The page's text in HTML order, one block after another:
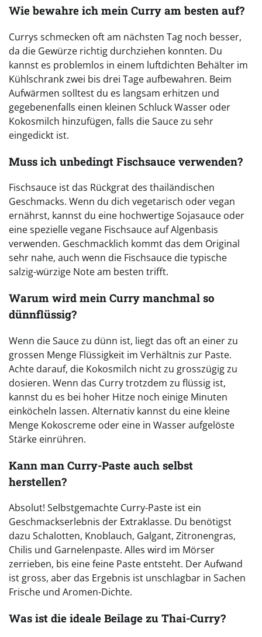
Wie bewahre ich mein Curry am besten auf?
Currys schmecken oft am nächsten Tag noch besser,
da die Gewürze richtig durchziehen konnten. Du
kannst es problemlos in einem luftdichten Behälter im
Kühlschrank zwei bis drei Tage aufbewahren. Beim
Aufwärmen solltest du es langsam erhitzen und
gegebenenfalls einen kleinen Schluck Wasser oder
Kokosmilch hinzufügen, falls die Sauce zu sehr
eingedickt ist.
Muss ich unbedingt Fischsauce verwenden?
Fischsauce ist das Rückgrat des thailändischen
Geschmacks. Wenn du dich vegetarisch oder vegan
ernährst, kannst du eine hochwertige Sojasauce oder
eine spezielle vegane Fischsauce auf Algenbasis
verwenden. Geschmacklich kommt das dem Original
sehr nahe, auch wenn die Fischsauce die typische
salzig-würzige Note am besten trifft.
Warum wird mein Curry manchmal so
dünnflüssig?
Wenn die Sauce zu dünn ist, liegt das oft an einer zu
grossen Menge Flüssigkeit im Verhältnis zur Paste.
Achte darauf, die Kokosmilch nicht zu grosszügig zu
dosieren. Wenn das Curry trotzdem zu flüssig ist,
kannst du es bei hoher Hitze noch einige Minuten
einköcheln lassen. Alternativ kannst du eine kleine
Menge Kokoscreme oder eine in Wasser aufgelöste
Stärke einrühren.
Kann man Curry-Paste auch selbst
herstellen?
Absolut! Selbstgemachte Curry-Paste ist ein
Geschmackserlebnis der Extraklasse. Du benötigst
dazu Schalotten, Knoblauch, Galgant, Zitronengras,
Chilis und Garnelenpaste. Alles wird im Mörser
zerrieben, bis eine feine Paste entsteht. Der Aufwand
ist gross, aber das Ergebnis ist unschlagbar in Sachen
Frische und Aromen-Dichte.
Was ist die ideale Beilage zu Thai-Curry?